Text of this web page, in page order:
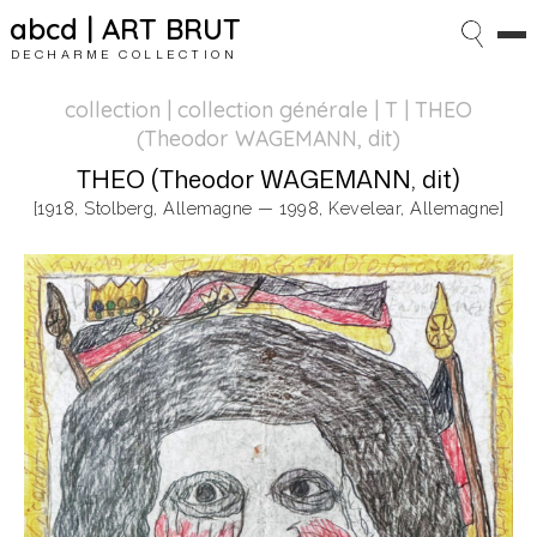
abcd | ART BRUT
DECHARME COLLECTION
collection | collection générale | T | THEO
(Theodor WAGEMANN, dit)
THEO (Theodor WAGEMANN, dit)
[1918, Stolberg, Allemagne — 1998, Kevelear, Allemagne]